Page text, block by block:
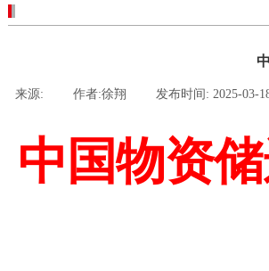
来源: 作者:徐翔 发布时间: 2025-03-
中国物资